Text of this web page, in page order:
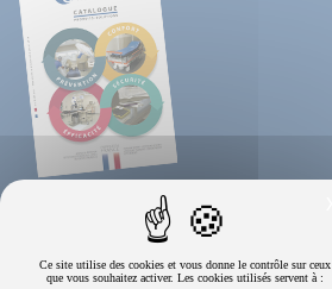
Ce site utilise des cookies et vous donne le contrôle sur ceux
que vous souhaitez activer. Les cookies utilisés servent à :